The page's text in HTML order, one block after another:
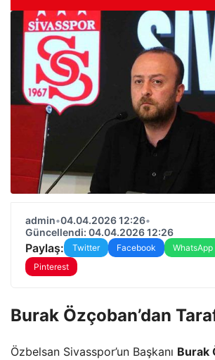
admin•04.04.2026 12:26•
Güncellendi: 04.04.2026 12:26
Paylaş: Twitter Facebook WhatsApp
Pinterest
Burak Özçoban’dan
Özbelsan Sivasspor’un Başkanı Burak